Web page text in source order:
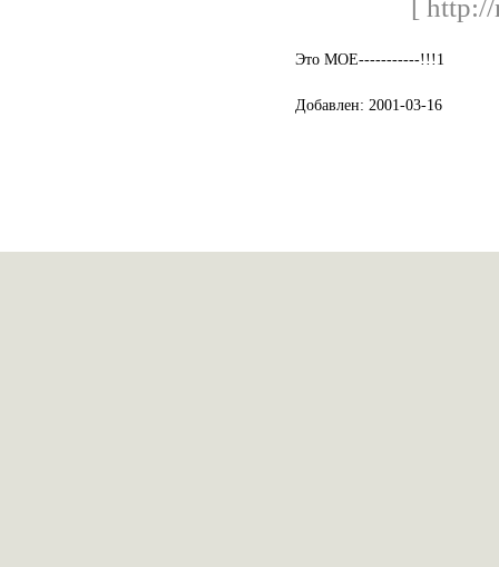
[
Это МОЕ-----------!!!1
Добавлен: 2001-03-16